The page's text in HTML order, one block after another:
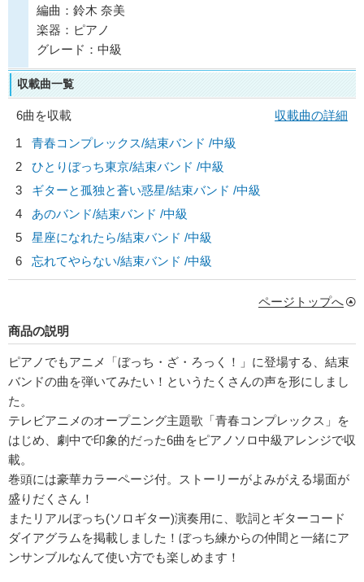
編曲：鈴木 奈美
楽器：ピアノ
グレード：中級
収載曲一覧
6曲を収載
収載曲の詳細
1
青春コンプレックス/結束バンド /中級
2
ひとりぼっち東京/結束バンド /中級
3
ギターと孤独と蒼い惑星/結束バンド /中級
4
あのバンド/結束バンド /中級
5
星座になれたら/結束バンド /中級
6
忘れてやらない/結束バンド /中級
ページトップへ
商品の説明
ピアノでもアニメ「ぼっち・ざ・ろっく！」に登場する、結束
バンドの曲を弾いてみたい！というたくさんの声を形にしまし
た。
テレビアニメのオープニング主題歌「青春コンプレックス」を
はじめ、劇中で印象的だった6曲をピアノソロ中級アレンジで収
載。
巻頭には豪華カラーページ付。ストーリーがよみがえる場面が
盛りだくさん！
またリアルぼっち(ソロギター)演奏用に、歌詞とギターコード
ダイアグラムを掲載しました！ぼっち練からの仲間と一緒にア
ンサンブルなんて使い方でも楽しめます！